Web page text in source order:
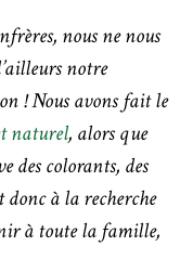
nous ne nous
notre
! Nous avons fait le
naturel, alors que
des colorants, des
donc à la recherche
à toute la famille,